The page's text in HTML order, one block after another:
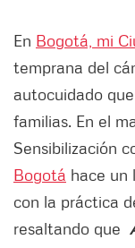
En Bogotá, mi
temprana del
autocuidado
familias. En el
Sensibilización
Bogotá hace un
con la práctica
resaltando que